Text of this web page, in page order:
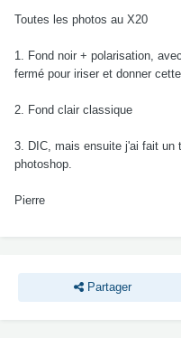
Toutes les photos au X20
1. Fond noir + polarisation,
fermé pour iriser et donner
2. Fond clair classique
3. DIC, mais ensuite j'ai fait un
photoshop.
Pierre
Partager